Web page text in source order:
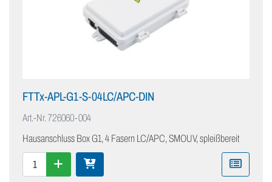
FTTx-APL-G1-S-04LC/APC-DIN
Art.-Nr.726060-004
Hausanschluss Box G1, 4 Fasern LC/APC, SMOUV, spleißbereit